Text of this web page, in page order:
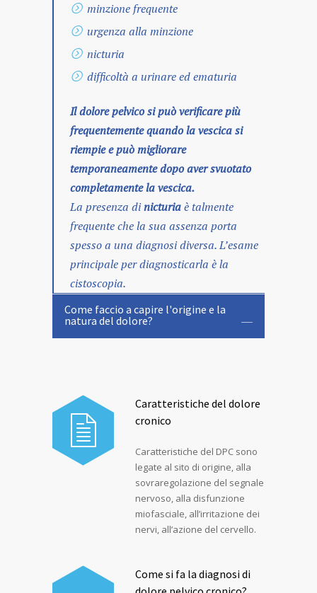
minzione frequente
urgenza alla minzione
nicturia
difficoltà a urinare ed ematuria
Il dolore pelvico si può verificare più
frequentemente quando la vescica si
riempie e può migliorare
temporaneamente dopo aver svuotato
completamente la vescica.
La presenza dinicturiaè talmente
frequente che la sua assenza porta
spesso a una diagnosi diversa. L’esame
principale per diagnosticarla è la
cistoscopia.
Come faccio a capire l'origine e la
natura del dolore?
Caratteristiche del dolore
cronico
Caratteristiche del DPC sono
legate al sito di origine, alla
sovraregolazione del segnale
nervoso, alla disfunzione
miofasciale, all’irritazione dei
nervi, all’azione del cervello.
Come si fa la diagnosi di